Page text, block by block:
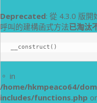
Deprecated: 從 4.3.0 版
呼叫的建構函式方法已淘汰
__construct()
。 in
/home/hkmpeaco64/
includes/functions.php